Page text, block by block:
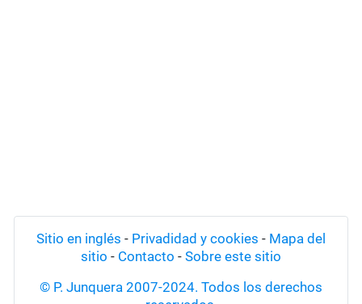
Sitio en inglés - Privadidad y cookies - Mapa del
sitio - Contacto - Sobre este sitio
© P. Junquera 2007-2024. Todos los derechos